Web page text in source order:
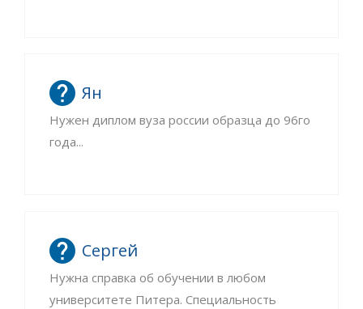
Ян
Нужен диплом вуза россии образца до 96го
года...
Сергей
Нужна справка об обучении в любом
университете Питера. Специальность